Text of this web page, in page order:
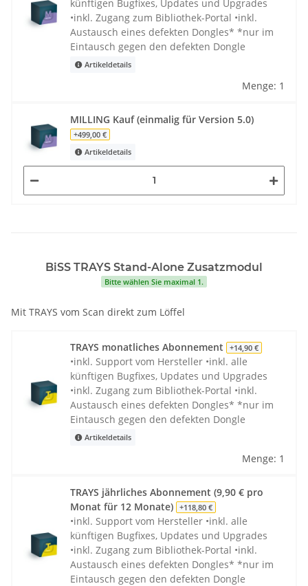
künftigen Bugfixes, Updates und Upgrades
•inkl. Zugang zum Bibliothek-Portal •inkl.
Austausch eines defekten Dongles* *nur im
Eintausch gegen den defekten Dongle
Artikeldetails
Menge: 1
MILLING Kauf (einmalig für Version 5.0)
+499,00 €
Artikeldetails
BiSS TRAYS Stand-Alone Zusatzmodul
Bitte wählen Sie maximal 1.
Mit TRAYS vom Scan direkt zum Löffel
TRAYS monatliches Abonnement +14,90 €
•inkl. Support vom Hersteller •inkl. alle
künftigen Bugfixes, Updates und Upgrades
•inkl. Zugang zum Bibliothek-Portal •inkl.
Austausch eines defekten Dongles* *nur im
Eintausch gegen den defekten Dongle
Artikeldetails
Menge: 1
TRAYS jährliches Abonnement (9,90 € pro
Monat für 12 Monate)
+118,80 €
•inkl. Support vom Hersteller •inkl. alle
künftigen Bugfixes, Updates und Upgrades
•inkl. Zugang zum Bibliothek-Portal •inkl.
Austausch eines defekten Dongles* *nur im
Eintausch gegen den defekten Dongle